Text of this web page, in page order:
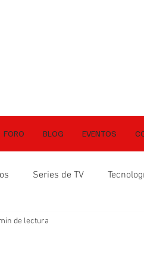
FORO BLOG EVENTOS
Series de TV
de lectura